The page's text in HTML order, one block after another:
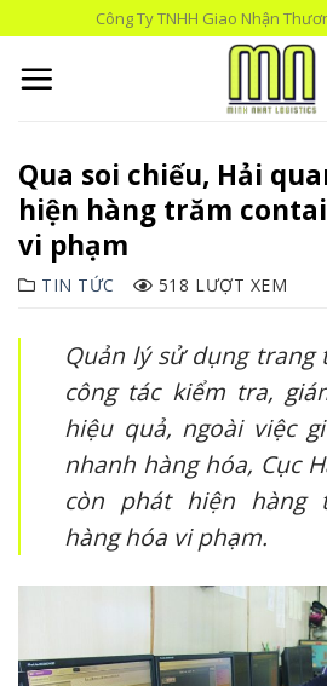
to
content
Công Ty TNHH Giao Nhận
Qua soi chiếu, Hải
hiện hàng trăm
vi phạm
TIN TỨC 518 LƯỢT XEM
Quản lý sử dụng trang
công tác kiểm tra,
hiệu quả, ngoài việc
nhanh hàng hóa, Cục
còn phát hiện hàng
hàng hóa vi phạm.